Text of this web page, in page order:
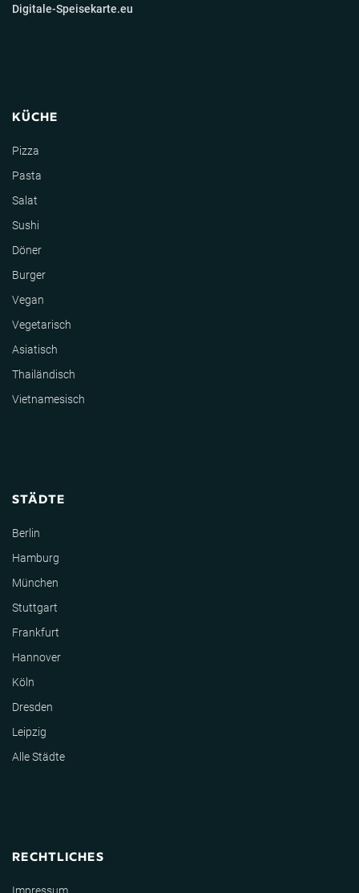
Digitale-Speisekarte.eu
KÜCHE
Pizza
Pasta
Salat
Sushi
Döner
Burger
Vegan
Vegetarisch
Asiatisch
Thailändisch
Vietnamesisch
STÄDTE
Berlin
Hamburg
München
Stuttgart
Frankfurt
Hannover
Köln
Dresden
Leipzig
Alle Städte
RECHTLICHES